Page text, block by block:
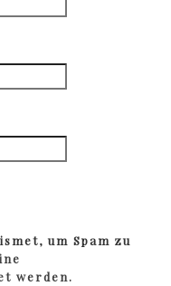
um Spam zu
werden.